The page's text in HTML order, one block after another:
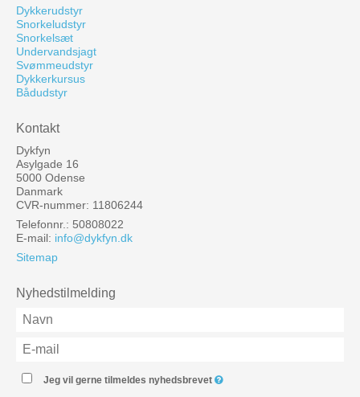
Dykkerudstyr
Snorkeludstyr
Snorkelsæt
Undervandsjagt
Svømmeudstyr
Dykkerkursus
Bådudstyr
Kontakt
Dykfyn
Asylgade 16
5000 Odense
Danmark
CVR-nummer: 11806244
Telefonnr.: 50808022
E-mail: info@dykfyn.dk
Sitemap
Nyhedstilmelding
Jeg vil gerne tilmeldes nyhedsbrevet